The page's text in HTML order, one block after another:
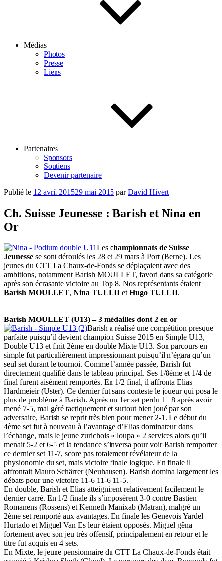
Médias
Photos
Presse
Liens
Partenaires
Sponsors
Soutiens
Devenir partenaire
Publié le 12 avril 201529 mai 2015 parDavid Hivert
Ch. Suisse Jeunesse : Barish et Nina en
Or
Les championnats de Suisse
Jeunesse se sont déroulés les 28 et 29 mars à Port (Berne). Les
jeunes du CTT La Chaux-de-Fonds se déplaçaient avec des
ambitions, notamment Barish MOULLET, favori dans sa catégorie
après son écrasante victoire au Top 8. Nos représentants étaient
Barish MOULLET, Nina TULLII et Hugo TULLII.
Barish MOULLET (U13) – 3 médailles dont 2 en or
Barish a réalisé une compétition presque
parfaite puisqu’il devient champion Suisse 2015 en Simple U13,
Double U13 et finit 2ème en double Mixte U13. Son parcours en
simple fut particulièrement impressionnant puisqu’il n’égara qu’un
seul set durant le tournoi. Comme l’année passée, Barish fut
directement qualifié dans le tableau principal. Ses 1/8ème et 1/4 de
final furent aisément remportés. En 1/2 final, il affronta Elias
Hardmeieir (Uster). Ce dernier fut sans conteste le joueur qui posa le
plus de problème à Barish. Après un 1er set perdu 11-8 après avoir
mené 7-5, mal géré tactiquement et surtout bien joué par son
adversaire, Barish se reprit très bien pour mener 2-1. Le début du
4ème set fut à nouveau à l’avantage d’Elias dominateur dans
l’échange, mais le jeune zurichois « loupa » 2 services alors qu’il
menait 5-2 et 6-5 et la tendance s’inversa pour voir Barish remporter
ce dernier set 11-7, score pas totalement révélateur de la
physionomie du set, mais victoire finale logique. En finale il
affrontait Mauro Schärrer (Neuhausen). Barish domina largement les
débats pour une victoire 11-6 11-6 11-5.
En double, Barish et Elias atteignirent relativement facilement le
dernier carré. En 1/2 finale ils s’imposèrent 3-0 contre Bastien
Romanens (Rossens) et Kenneth Manixab (Matran), malgré un
2ème set remporté aux avantages. En finale les Genevois Yardel
Hurtado et Miguel Van Es leur étaient opposés. Miguel gêna
fortement avec son jeu très offensif, principalement en retour et le
titre fut acquis en 4 sets.
En Mixte, le jeune pensionnaire du CTT La Chaux-de-Fonds était